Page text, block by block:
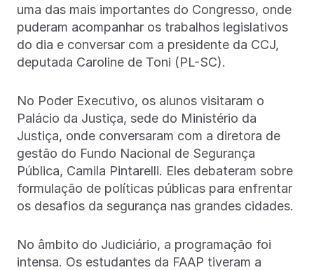
uma das mais importantes do Congresso, onde
puderam acompanhar os trabalhos legislativos
do dia e conversar com a presidente da CCJ,
deputada Caroline de Toni (PL-SC).
No Poder Executivo, os alunos visitaram o
Palácio da Justiça, sede do Ministério da
Justiça, onde conversaram com a diretora de
gestão do Fundo Nacional de Segurança
Pública, Camila Pintarelli. Eles debateram sobre
formulação de políticas públicas para enfrentar
os desafios da segurança nas grandes cidades.
No âmbito do Judiciário, a programação foi
intensa. Os estudantes da FAAP tiveram a